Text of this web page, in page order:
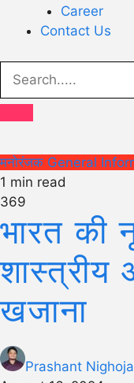
Career
Contact Us
मनोरंजक General
1 min read
369
भारत की
शास्त्रीय
खजाना
Prashant